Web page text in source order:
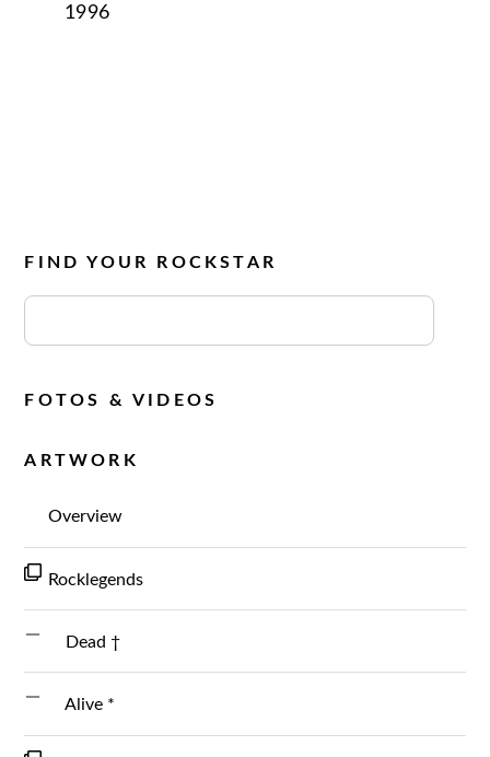
1996
FIND YOUR ROCKSTAR
FOTOS & VIDEOS
ARTWORK
Overview
Rocklegends
Dead †
Alive *